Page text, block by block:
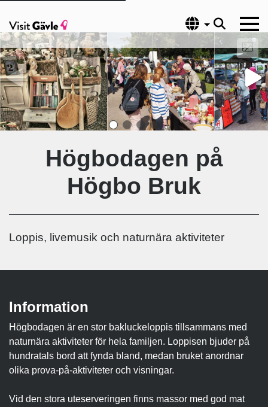
Språk
Högbodagen på
Högbo Bruk
Loppis, livemusik och naturnära aktiviteter
Information
Högbodagen är en stor bakluckeloppis tillsammans med
naturnära aktiviteter för hela familjen. Loppisen bjuder på
hundratals bord att fynda bland, medan bruket anordnar
olika prova-på-aktiviteter och visningar.
Vid den stora uteserveringen finns massor med god mat